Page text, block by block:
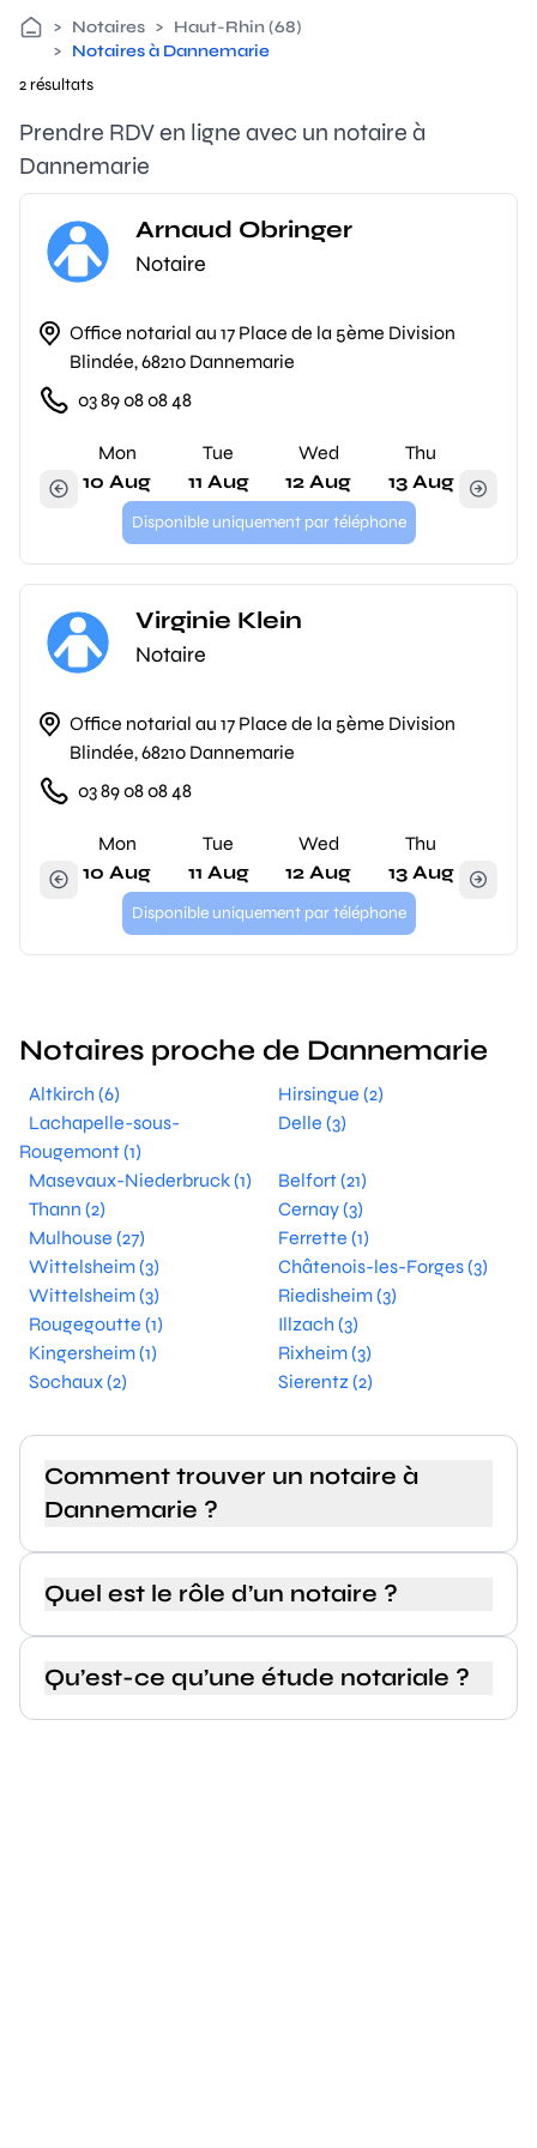
> Notaires > Haut-Rhin (68)
> Notaires à Dannemarie
2 résultats
Prendre RDV en ligne avec un notaire à
Dannemarie
Arnaud Obringer
Notaire
Office notarial au 17 Place de la 5ème Division
Blindée, 68210 Dannemarie
03 89 08 08 48
Mon
10 Aug
Tue
11 Aug
Wed
12 Aug
Thu
13 Aug
Disponible uniquement par téléphone
Virginie Klein
Notaire
Office notarial au 17 Place de la 5ème Division
Blindée, 68210 Dannemarie
03 89 08 08 48
Mon
10 Aug
Tue
11 Aug
Wed
12 Aug
Thu
13 Aug
Disponible uniquement par téléphone
Notaires proche de Dannemarie
Altkirch (6)
Hirsingue (2)
Lachapelle-sous-
Rougemont (1)
Delle (3)
Masevaux-Niederbruck (1)
Belfort (21)
Thann (2)
Cernay (3)
Mulhouse (27)
Ferrette (1)
Wittelsheim (3)
Châtenois-les-Forges (3)
Wittelsheim (3)
Riedisheim (3)
Rougegoutte (1)
Illzach (3)
Kingersheim (1)
Rixheim (3)
Sochaux (2)
Sierentz (2)
Comment trouver un notaire à
Dannemarie ?
Quel est le rôle d’un notaire ?
Qu’est-ce qu’une étude notariale ?